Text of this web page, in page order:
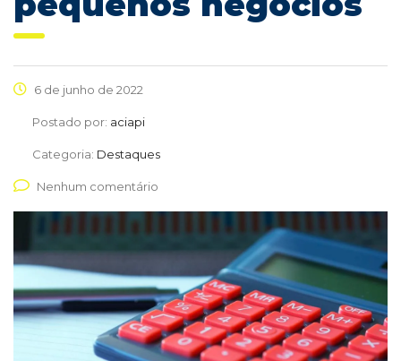
6 de junho de 2022
Postado por: aciapi
Categoria: Destaques
Nenhum comentário